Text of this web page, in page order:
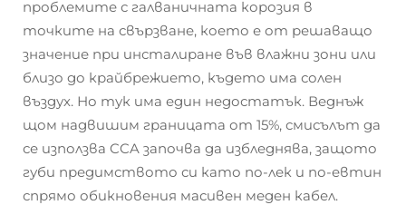
проблемите с галваничната корозия в
точките на свързване, което е от решаващо
значение при инсталиране във влажни зони или
близо до крайбрежието, където има солен
въздух. Но тук има един недостатък. Веднъж
щом надвишим границата от 15%, смисълът да
се използва CCA започва да избледнява, защото
губи предимството си като по-лек и по-евтин
спрямо обикновения масивен меден кабел.